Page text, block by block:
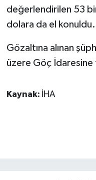
değerlendirilen 53
dolara da el konuldu.
Gözaltına alınan
üzere Göç
Kaynak: İHA
Sağlık
SPOR HABERLERİ
TEKNOLOJİ